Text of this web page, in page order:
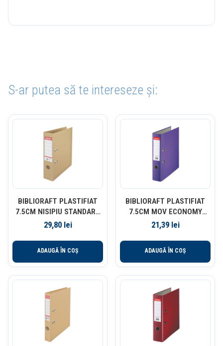
S-ar putea să te intereseze și:
BIBLIORAFT PLASTIFIAT
7.5CM NISIPIU STANDARD
ESSELTE
29,80 lei
ADAUGĂ ÎN COȘ
BIBLIORAFT PLASTIFIAT
7.5CM MOV ECONOMY
ESSELTE
21,39 lei
ADAUGĂ ÎN COȘ